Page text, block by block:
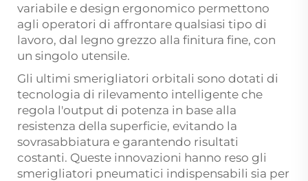
variabile e design ergonomico permettono
agli operatori di affrontare qualsiasi tipo di
lavoro, dal legno grezzo alla finitura fine, con
un singolo utensile.
Gli ultimi smerigliatori orbitali sono dotati di
tecnologia di rilevamento intelligente che
regola l'output di potenza in base alla
resistenza della superficie, evitando la
sovrasabbiatura e garantendo risultati
costanti. Queste innovazioni hanno reso gli
smerigliatori pneumatici indispensabili sia per